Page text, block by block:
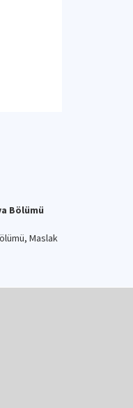
Bölümü
Maslak